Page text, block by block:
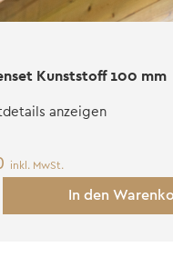
Kunststoff 100 mm
anzeigen
inkl. MwSt.
In den